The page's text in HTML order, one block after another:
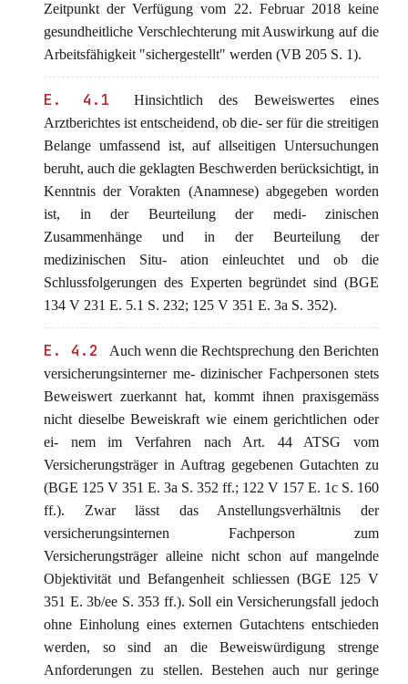
Zeitpunkt der Verfügung vom 22. Februar 2018 keine
gesundheitliche Verschlechterung mit Auswirkung auf die
Arbeitsfähigkeit "sichergestellt" werden (VB 205 S. 1).
E. 4.1
Hinsichtlich des Beweiswertes eines
Arztberichtes ist entscheidend, ob die- ser für die streitigen
Belange umfassend ist, auf allseitigen Untersuchungen
beruht, auch die geklagten Beschwerden berücksichtigt, in
Kenntnis der Vorakten (Anamnese) abgegeben worden
ist, in der Beurteilung der medi- zinischen
Zusammenhänge und in der Beurteilung der
medizinischen Situ- ation einleuchtet und ob die
Schlussfolgerungen des Experten begründet sind (BGE
134 V 231 E. 5.1 S. 232; 125 V 351 E. 3a S. 352).
E. 4.2
Auch wenn die Rechtsprechung den Berichten
versicherungsinterner me- dizinischer Fachpersonen stets
Beweiswert zuerkannt hat, kommt ihnen praxisgemäss
nicht dieselbe Beweiskraft wie einem gerichtlichen oder
ei- nem im Verfahren nach Art. 44 ATSG vom
Versicherungsträger in Auftrag gegebenen Gutachten zu
(BGE 125 V 351 E. 3a S. 352 ff.; 122 V 157 E. 1c S. 160
ff.). Zwar lässt das Anstellungsverhältnis der
versicherungsinternen Fachperson zum
Versicherungsträger alleine nicht schon auf mangelnde
Objektivität und Befangenheit schliessen (BGE 125 V
351 E. 3b/ee S. 353 ff.). Soll ein Versicherungsfall jedoch
ohne Einholung eines externen Gutachtens entschieden
werden, so sind an die Beweiswürdigung strenge
Anforderungen zu stellen. Bestehen auch nur geringe